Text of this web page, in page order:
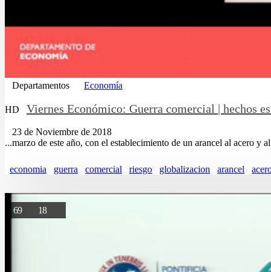
Departamentos Economía
HD Viernes Económico: Guerra comercial | hechos
23 de Noviembre de 2018
...marzo de este año, con el establecimiento de un arancel al acero y al
economia guerra comercial riesgo globalizacion arancel
69 18